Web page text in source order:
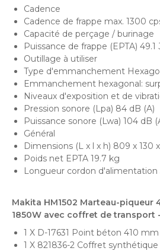
Cadence
Cadence de frappe max. 1300
Capacité de perçage / burinage
Puissance de frappe (EPTA) 49.1
Outillage à utiliser
Type d'emmanchement
Emmanchement hexagonal:
Niveaux d'exposition et de
Pression sonore (Lpa) 84 dB (A)
Puissance sonore (Lwa) 104 dB
Général
Dimensions (L x l x h) 809 x 130
Poids net EPTA 19.7 kg
Longueur cordon d'alimentation
Makita HM1502 Marteau-piqueur
1850W avec coffret de transport
1 X D-17631 Point béton 410 mm
1 X 821836-2 Coffret